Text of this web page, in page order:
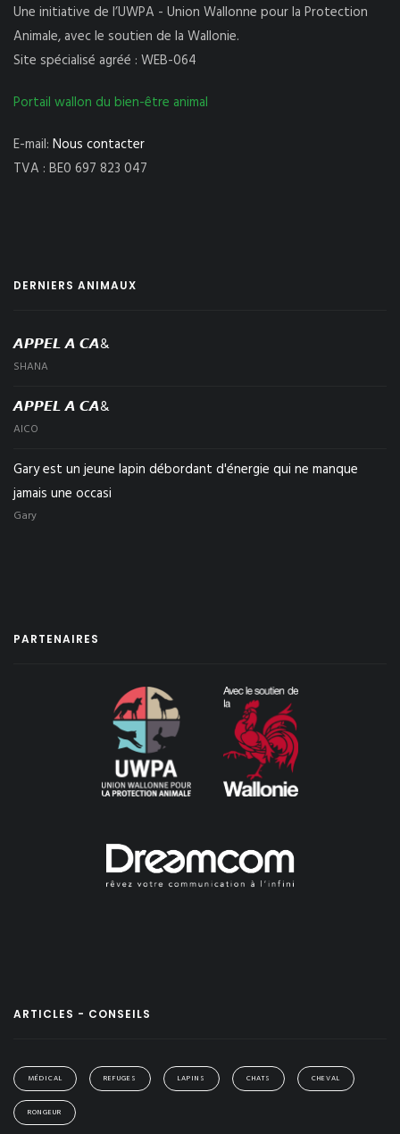
Une initiative de l’UWPA - Union Wallonne pour la Protection
Animale, avec le soutien de la Wallonie.
Site spécialisé agréé : WEB-064
Portail wallon du bien-être animal
E-mail: Nous contacter
TVA : BE0 697 823 047
DERNIERS ANIMAUX
𝘼𝙋𝙋𝙀𝙇 𝘼 𝘾𝘼&
SHANA
𝘼𝙋𝙋𝙀𝙇 𝘼 𝘾𝘼&
AICO
Gary est un jeune lapin débordant d'énergie qui ne manque
jamais une occasi
Gary
PARTENAIRES
ARTICLES - CONSEILS
MÉDICAL REFUGES LAPINS CHATS CHEVAL
RONGEUR